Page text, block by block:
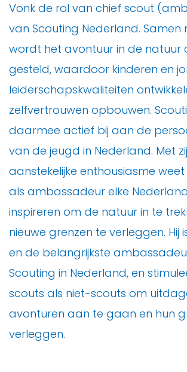
Vonk de rol van chief scout
van Scouting Nederland. Samen
wordt het avontuur in de natuur
gesteld, waardoor kinderen en
leiderschapskwaliteiten
zelfvertrouwen opbouwen.
daarmee actief bij aan de
van de jeugd in Nederland. Met
aanstekelijke enthousiasme weet
als ambassadeur elke
inspireren om de natuur in te
nieuwe grenzen te verleggen. Hij
en de belangrijkste
Scouting in Nederland, en
scouts als niet-scouts om
avonturen aan te gaan en hun
verleggen.